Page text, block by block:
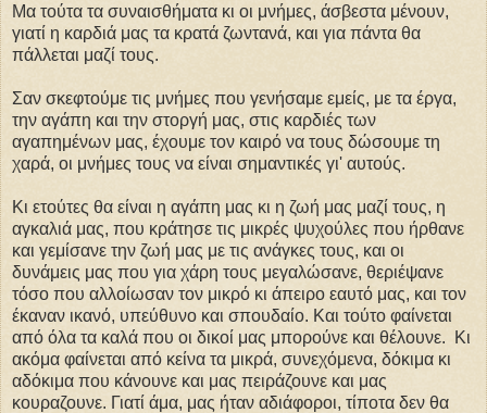
Μα τούτα τα συναισθήματα κι οι μνήμες, άσβεστα μένουν,
γιατί η καρδιά μας τα κρατά ζωντανά, και για πάντα θα
πάλλεται μαζί τους.
Σαν σκεφτούμε τις μνήμες που γενήσαμε εμείς, με τα έργα,
την αγάπη και την στοργή μας, στις καρδιές των
αγαπημένων μας, έχουμε τον καιρό να τους δώσουμε τη
χαρά, οι μνήμες τους να είναι σημαντικές γι' αυτούς.
Κι ετούτες θα είναι η αγάπη μας κι η ζωή μας μαζί τους, η
αγκαλιά μας, που κράτησε τις μικρές ψυχούλες που ήρθανε
και γεμίσανε την ζωή μας με τις ανάγκες τους, και οι
δυνάμεις μας που για χάρη τους μεγαλώσανε, θεριέψανε
τόσο που αλλοίωσαν τον μικρό κι άπειρο εαυτό μας, και τον
έκαναν ικανό, υπεύθυνο και σπουδαίο. Και τούτο φαίνεται
από όλα τα καλά που οι δικοί μας μπορούνε και θέλουνε. Κι
ακόμα φαίνεται από κείνα τα μικρά, συνεχόμενα, δόκιμα κι
αδόκιμα που κάνουνε και μας πειράζουνε και μας
κουραζουνε. Γιατί άμα, μας ήταν αδιάφοροι, τίποτα δεν θα